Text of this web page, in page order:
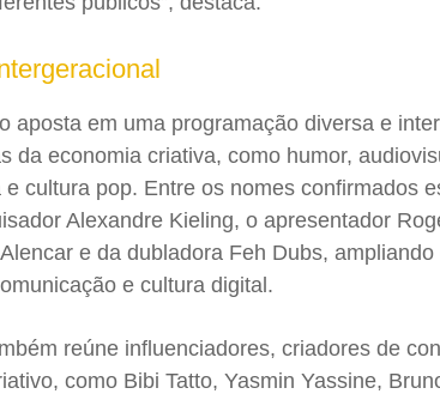
aposta em uma programação diversa e
da economia criativa, como humor,
cultura pop. Entre os nomes confirmados
Alexandre Kieling, o apresentador
e da dubladora Feh Dubs,
e cultura digital.
reúne influenciadores, criadores de
como Bibi Tatto, Yasmin Yassine,